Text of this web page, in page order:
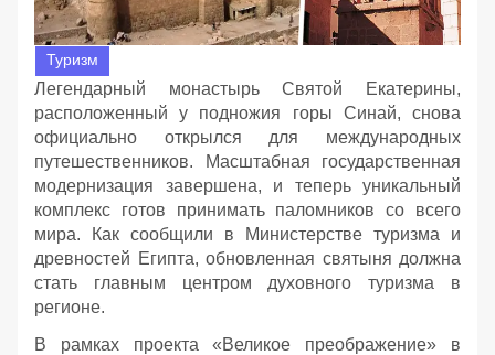
Туризм
Легендарный монастырь Святой Екатерины,
расположенный у подножия горы Синай, снова
официально открылся для международных
путешественников. Масштабная государственная
модернизация завершена, и теперь уникальный
комплекс готов принимать паломников со всего
мира. Как сообщили в Министерстве туризма и
древностей Египта, обновленная святыня должна
стать главным центром духовного туризма в
регионе.
В рамках проекта «Великое преображение» в